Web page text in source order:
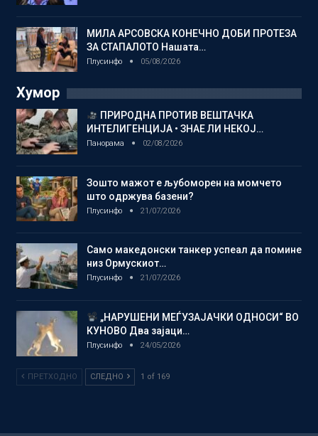
МИЛА АРСОВСКА КОНЕЧНО ДОБИ ПРОТЕЗА
ЗА СТАПАЛОТО Нашата…
Плусинфо 05/08/2026
Хумор
ПРИРОДНА ПРОТИВ ВЕШТАЧКА
ИНТЕЛИГЕНЦИЈА • ЗНАЕ ЛИ НЕКОЈ…
Панорама 02/08/2026
Зошто мажот е љубоморен на момчето
што одржува базени?
Плусинфо 21/07/2026
Само македонски танкер успеал да помине
низ Ормускиот…
Плусинфо 21/07/2026
„НАРУШЕНИ МЕЃУЗАЈАЧКИ ОДНОСИ“ ВО
КУНОВО Два зајаци…
Плусинфо 24/05/2026
ПРЕТХОДНО СЛЕДНО 1 of 169